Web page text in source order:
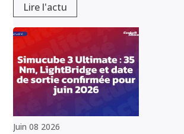
Lire l'actu
Juin 08 2026